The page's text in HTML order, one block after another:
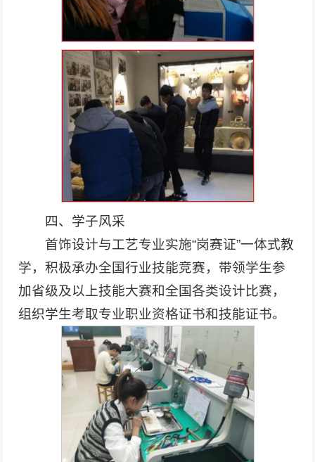
四、学子风采
首饰设计与工艺专业实施“岗赛证”一体式教
学，积极承办全国行业技能竞赛，带领学生参
加省级及以上技能大赛和全国各类设计比赛，
组织学生考取专业职业资格证书和技能证书。